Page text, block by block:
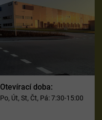
Otevírací doba:
Po, Út, St, Čt, Pá: 7:30-15:00